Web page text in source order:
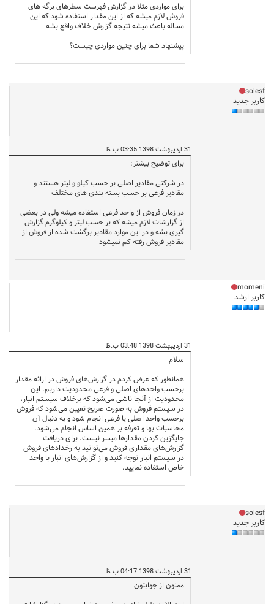
برای مواردی مثلا در گزارش فهرست سطرهای برگه های
فروش لازم میشه که از این مقدار استفاده شود که این
مساله باعث میشه نتیجه گزارش خلاف واقع بشه
پیشنهاد شما برای چنین مواردی چیست؟
solesf
کاربر جدید
31 اردیبهشت 1398 03:35 ب.ظ
برای توضیح بیشتر:
در شرکتی مقادیر اصلی بر حسب کیلو و لیتر هستند و
مقادیر فرعی بر حسب بسته بندی های مختلف
در زمان فروش از واحد فرعی استفاده میشه ولی در بعضی
از گزارشات لازم میشه که بر حسب لیتر و کیلوگرم گزارش
گیری بشه و در این موارد مقادیر برگشت شده از فروش از
مقادیر فروش رفته کم نمیشود
momeni
کاربر ارشد
31 اردیبهشت 1398 03:48 ب.ظ
سلام
همانطور که عرض کردم در گزارش‌های فروش در ارائه مقدار
برحسب واحدهای اصلی و فرعی محدودیت داریم. این
محدودیت از آنجا ناشی می‌شود که برخلاف سیستم انبار،
در سیستم فروش به صورت صریح تعیین می‌شود که فروش
برحسب واحد اصلی یا فرعی انجام شود و به دنبال آن
محاسبات بها و تعرفه بر همین اساس انجام می‌شود.
جایگزین کردن مقدارها میسر نیست. برای دریافت
گزارش‌های مقداری فروش می‌توانید به رخدادهای فروش
در سیستم انبار توجه کنید و از گزارش‌های انبار با واحد
خاص استفاده نمایید.
solesf
کاربر جدید
31 اردیبهشت 1398 04:17 ب.ظ
ممنون از جوابتون